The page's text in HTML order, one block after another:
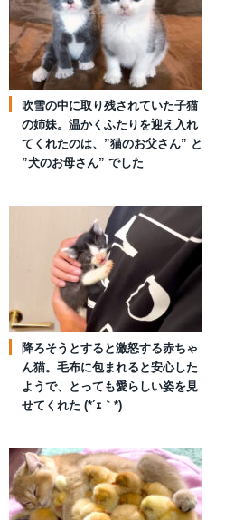
吹雪の中に取り残されていた子猫
の姉妹。温かくふたりを迎え入れ
てくれたのは、”猫のお父さん” と
”犬のお母さん” でした
降ろそうとすると激怒する赤ちゃ
ん猫。毛布に包まれると安心した
ようで、とっても愛らしい姿を見
せてくれた (*´ｪ｀*)